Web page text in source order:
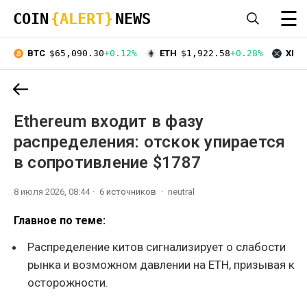
COIN {ALERT} NEWS ☰
BTC $65,090.30+0.12% ETH $1,922.58+0.28% XRP
Ethereum входит в фазу
распределения: отскок упирается
в сопротивление $1787
8 июля 2026, 08:44 6 источников neutral
Главное по теме:
Распределение китов сигнализирует о слабости
рынка и возможном давлении на ETH, призывая к
осторожности.